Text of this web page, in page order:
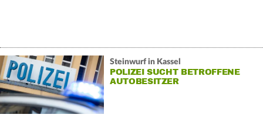
Steinwurf in Kassel
POLIZEI SUCHT BETROFFENE
AUTOBESITZER